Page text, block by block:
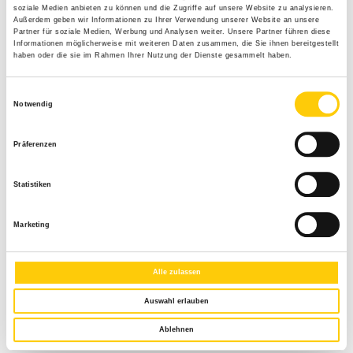
soziale Medien anbieten zu können und die Zugriffe auf unsere Website zu analysieren.
Außerdem geben wir Informationen zu Ihrer Verwendung unserer Website an unsere
Partner für soziale Medien, Werbung und Analysen weiter. Unsere Partner führen diese
Informationen möglicherweise mit weiteren Daten zusammen, die Sie ihnen bereitgestellt
haben oder die sie im Rahmen Ihrer Nutzung der Dienste gesammelt haben.
Notwendig
Präferenzen
Statistiken
Marketing
Alle zulassen
Auswahl erlauben
Ablehnen
garantiert eine hervorragende Windstabilität. Dabei überzeugt die Zetra
Lamelle mit einer großen Farbauswahl und ist auch in vier matten
Oberflächen erhältlich.
Beitragsnavigation
Beitrag
Förderungsfähige Sonnenschutzprodukte für Ihre Renovierung –
Profitieren Sie von 20% BEG Zuschuss